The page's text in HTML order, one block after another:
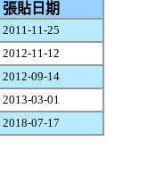
張貼日期
2011-11-25
2012-11-12
2012-09-14
2013-03-01
2018-07-17